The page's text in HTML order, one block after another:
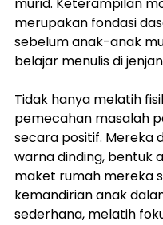
merupakan fondasi
sebelum anak-anak
belajar menulis di
Tidak hanya melatih
pemecahan masalah
secara positif. Mereka
warna dinding, bentuk
maket rumah mereka
kemandirian anak
sederhana, melatih